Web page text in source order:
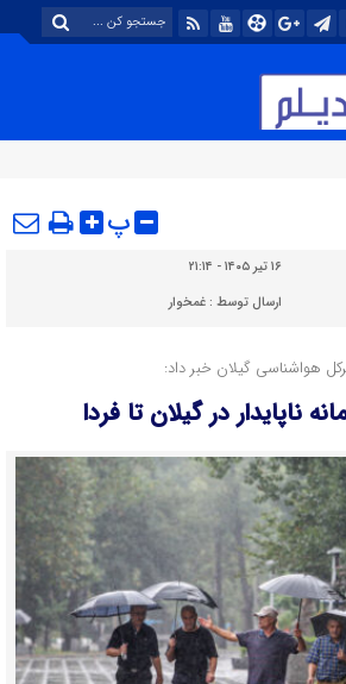
پ
۱۶ تیر ۱۴۰۵ - ۲۱:۱۴
ارسال توسط :غمخوار
هواشناسی گیلان خبر داد:
ناپایدار در گیلان تا فردا